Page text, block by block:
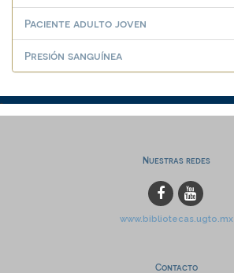
Paciente adulto joven
Presión sanguínea
Nuestras redes
www.bibliotecas.ugto.mx
Contacto